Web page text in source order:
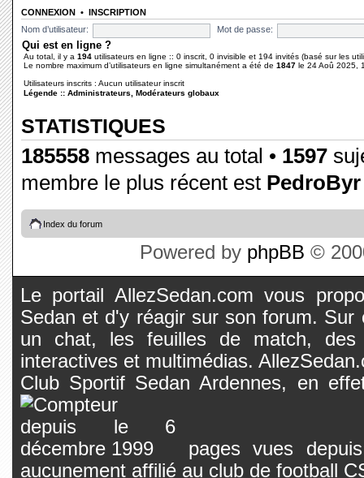
CONNEXION • INSCRIPTION
Nom d’utilisateur:
Mot de passe:
Qui est en ligne ?
Au total, il y a 194 utilisateurs en ligne :: 0 inscrit, 0 invisible et 194 invités (basé sur les
Le nombre maximum d’utilisateurs en ligne simultanément a été de 1847 le 24 Aoû 2025,
Utilisateurs inscrits : Aucun utilisateur inscrit
Légende :: Administrateurs Modérateurs globaux
STATISTIQUES
185558 messages au total • 1597
membre le plus récent est PedroByr
Index du forum
Powered by phpBB ©
Le portail AllezSedan.com vous
Sedan et d'y réagir sur son forum.
un chat, les feuilles de match, des
interactives et multimédias.
Club Sportif Sedan Ardennes, en
pages vues
aucunement affilié au club de football